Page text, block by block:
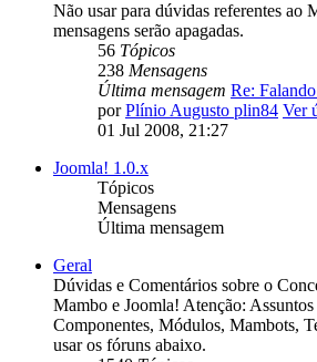
Não usar para dúvidas referentes ao
mensagens serão apagadas.
56 Tópicos
238 Mensagens
Última mensagem Re:
porPlínio Augusto plin84 Ver
01 Jul 2008, 21:27
Joomla! 1.0.x
Tópicos
Mensagens
Última mensagem
Geral
Dúvidas e Comentários sobre o
Mambo e Joomla! Atenção: Assuntos
Componentes, Módulos, Mambots,
usar os fóruns abaixo.